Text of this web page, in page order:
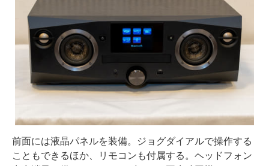
前面には液晶パネルを装備。ジョグダイアルで操作する
こともできるほか、リモコンも付属する。ヘッドフォン